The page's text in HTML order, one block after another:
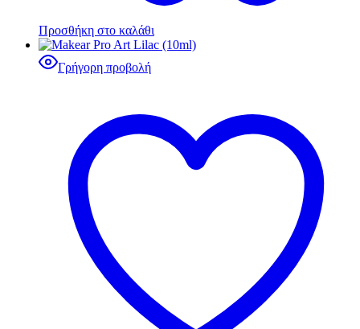
Προσθήκη στο καλάθι
Γρήγορη προβολή